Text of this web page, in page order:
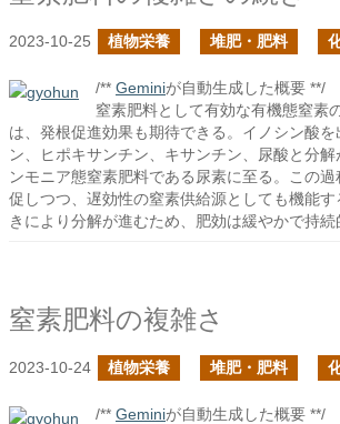
2023-10-25 植物栄養 堆肥・肥料
/** Geminiが自動生成した概要 **/
窒素肥料として有効な有機態窒素
は、発根促進効果も期待できる。イノシン酸
ン、ヒポキサンチン、キサンチン、尿酸と分
ンモニア態窒素肥料である尿素に至る。この
促しつつ、遅効性の窒素供給源としても機能
きにより分解が進むため、肥効は緩やかで持続
窒素肥料の複雑さ
2023-10-24 植物栄養 堆肥・肥料
/** Geminiが自動生成した概要 **/